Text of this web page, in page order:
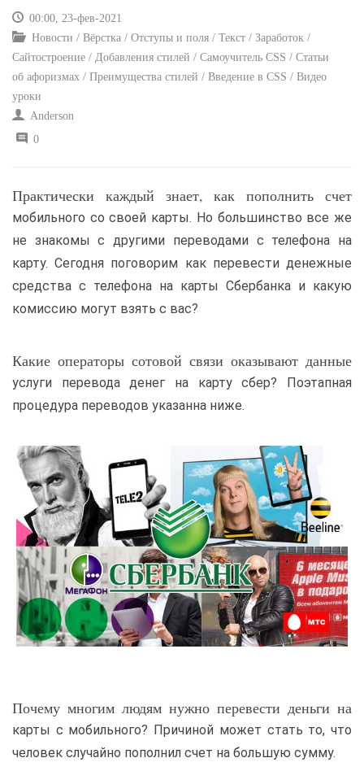
ИНТЕРНЕТ И СВЯЗЬ
00:00, 23-фев-2021
Новости / Вёрстка / Отступы и поля / Текст / Заработок /
Сайтостроение / Добавления стилей / Самоучитель CSS / Статьи
об афоризмах / Преимущества стилей / Введение в CSS / Видео
уроки
Anderson
0
Практически каждый знает, как пополнить счет
мобильного со своей карты. Но большинство все же
не знакомы с другими переводами с телефона на
карту. Сегодня поговорим как перевести денежные
средства с телефона на карты Сбербанка и какую
комиссию могут взять с вас?
Какие операторы сотовой связи оказывают данные
услуги перевода денег на карту сбер? Поэтапная
процедура переводов указанна ниже.
Почему многим людям нужно перевести деньги на
карты с мобильного? Причиной может стать то, что
человек случайно пополнил счет на большую сумму.